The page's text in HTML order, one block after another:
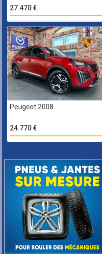
27.470 €
Peugeot 2008
24.770 €